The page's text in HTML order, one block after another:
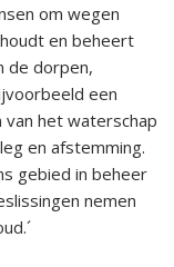
om wegen
en beheert
de dorpen,
een
van het waterschap
en afstemming.
gebied in beheer
nemen